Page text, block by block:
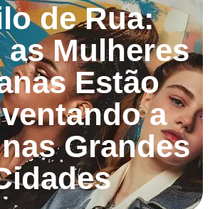
de Rua:
as Mulheres
Estão
a
Grandes